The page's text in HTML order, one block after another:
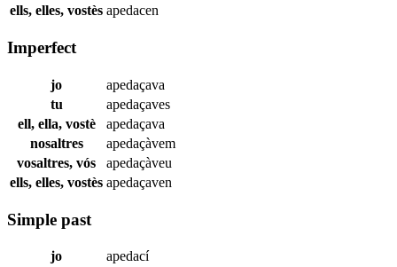
ells, elles, vostès apedacen
Imperfect
jo
apedaçava
tu
apedaçaves
ell, ella, vostè
apedaçava
nosaltres
apedaçàvem
vosaltres, vós
apedaçàveu
ells, elles, vostès apedaçaven
Simple past
jo
apedací